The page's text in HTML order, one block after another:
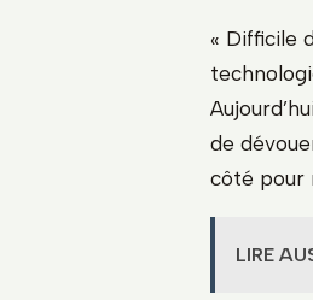
« Difficile
de
côté pour
LIRE